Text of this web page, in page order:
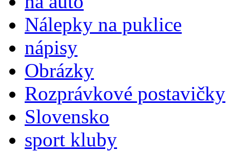
Nálepky na puklice
nápisy
Obrázky
Rozprávkové postavičky
Slovensko
sport kluby